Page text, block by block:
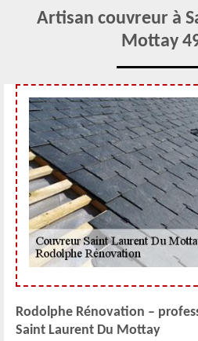
Artisan couvreur à
Mottay
Rodolphe Rénovation –
Saint Laurent Du Mottay